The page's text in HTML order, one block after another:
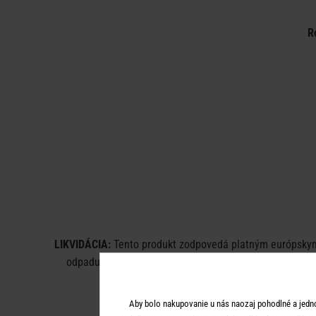
LIKVIDÁCIA:Tento produkt zodpovedá platným
odpadu) nie je možné výrobok zlikvidovať v bežnom
Aby bolo nakupovanie u nás naozaj pohodlné a